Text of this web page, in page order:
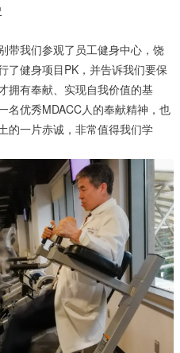
我们参观了员工健身中心，饶
了健身项目PK，并告诉我们要保
拥有奉献、实现自我价值的基
名优秀MDACC人的奉献精神，也
的一片赤诚，非常值得我们学